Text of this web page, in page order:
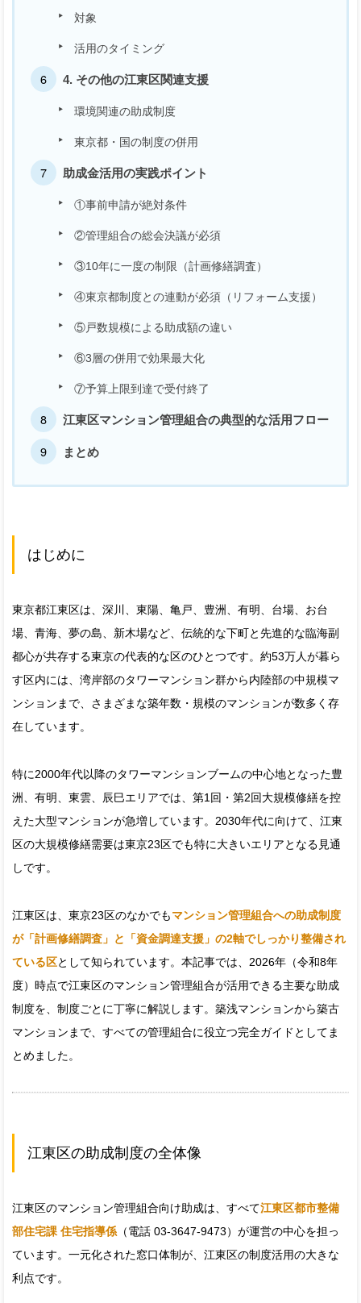
対象
活用のタイミング
4. その他の江東区関連支援
環境関連の助成制度
東京都・国の制度の併用
助成金活用の実践ポイント
①事前申請が絶対条件
②管理組合の総会決議が必須
③10年に一度の制限（計画修繕調査）
④東京都制度との連動が必須（リフォーム支援）
⑤戸数規模による助成額の違い
⑥3層の併用で効果最大化
⑦予算上限到達で受付終了
江東区マンション管理組合の典型的な活用フロー
まとめ
はじめに
東京都江東区は、深川、東陽、亀戸、豊洲、有明、台場、お台
場、青海、夢の島、新木場など、伝統的な下町と先進的な臨海副
都心が共存する東京の代表的な区のひとつです。約53万人が暮ら
す区内には、湾岸部のタワーマンション群から内陸部の中規模マ
ンションまで、さまざまな築年数・規模のマンションが数多く存
在しています。
特に2000年代以降のタワーマンションブームの中心地となった豊
洲、有明、東雲、辰巳エリアでは、第1回・第2回大規模修繕を控
えた大型マンションが急増しています。2030年代に向けて、江東
区の大規模修繕需要は東京23区でも特に大きいエリアとなる見通
しです。
江東区は、東京23区のなかでもマンション管理組合への助成制度
が「計画修繕調査」と「資金調達支援」の2軸でしっかり整備され
ている区として知られています。本記事では、2026年（令和8年
度）時点で江東区のマンション管理組合が活用できる主要な助成
制度を、制度ごとに丁寧に解説します。築浅マンションから築古
マンションまで、すべての管理組合に役立つ完全ガイドとしてま
とめました。
江東区の助成制度の全体像
江東区のマンション管理組合向け助成は、すべて江東区都市整備
部住宅課 住宅指導係 （電話 03-3647-9473）が運営の中心を担っ
ています。一元化された窓口体制が、江東区の制度活用の大きな
利点です。